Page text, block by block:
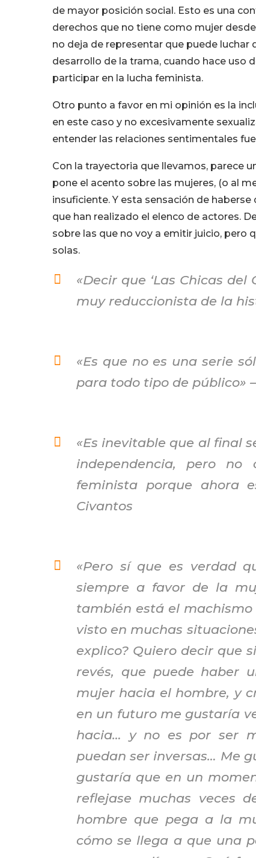
de mayor posición social. Esto es una
derechos que no tiene como mujer
no deja de representar que puede
desarrollo de la trama, cuando hace uso
participar en la lucha feminista.
Otro punto a favor en mi opinión es la
en este caso y no excesivamente
entender las relaciones sentimentales
Con la trayectoria que llevamos, parece
pone el acento sobre las mujeres, (o al
insuficiente. Y esta sensación de
que han realizado el elenco de actores.
sobre las que no voy a emitir juicio, pero
solas.
«Decir que ‘Las Chicas
muy reduccionista de la
«Es que no es una serie
para todo tipo de público» –
«Es inevitable que al final
independencia, pero
feminista porque ahora
Civantos
«Pero sí que es verdad
siempre a favor de la
también está el machismo
visto en muchas
explico? Quiero decir que
revés, que puede haber
mujer hacia el hombre, y
en un futuro me gustaría
hacia… y no es por ser
puedan ser inversas… Me
gustaría que en un
reflejase muchas veces
hombre que pega a la
cómo se llega a que una